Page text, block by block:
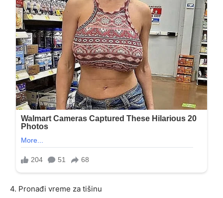
4. Pronađi vreme za tišinu